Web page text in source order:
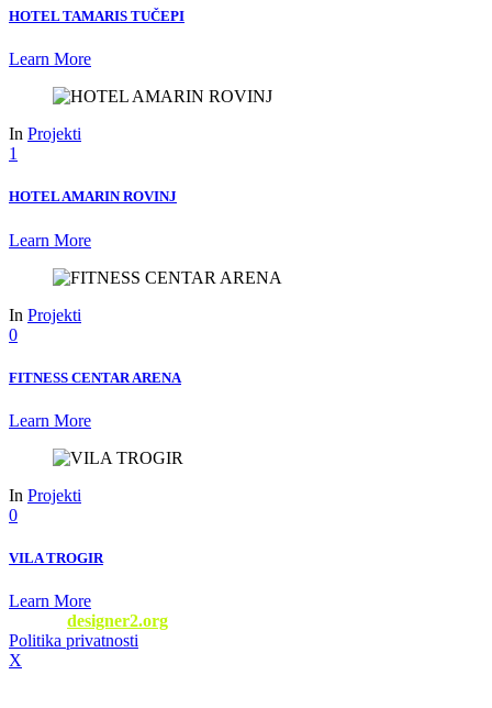
HOTEL TAMARIS TUČEPI
Learn More
In Projekti
1
HOTEL AMARIN ROVINJ
Learn More
In Projekti
0
FITNESS CENTAR ARENA
Learn More
In Projekti
0
VILA TROGIR
Learn More
designer2.org
Politika privatnosti
X